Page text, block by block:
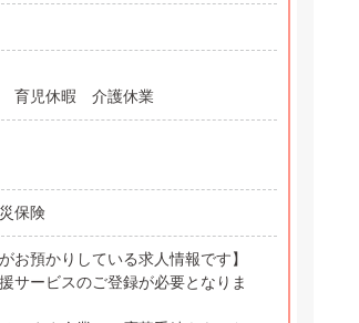
育児休暇 介護休業
保険
お預かりしている求人情報です】
サービスのご登録が必要となりま